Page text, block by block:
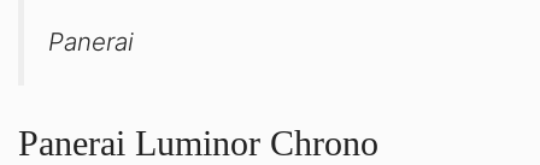
Panerai
Panerai Luminor Chrono